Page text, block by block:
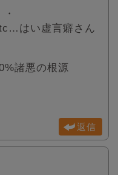
はい虚言癖さん
諸悪の根源
返信